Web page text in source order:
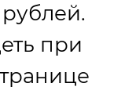
при